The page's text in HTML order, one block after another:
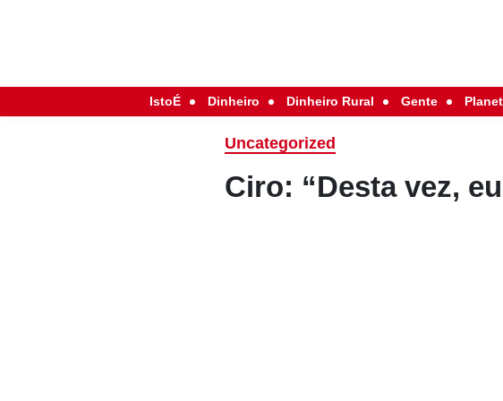
IstoÉ Dinheiro Dinheiro Rural Gente
Uncategorized
Ciro: “Desta vez,